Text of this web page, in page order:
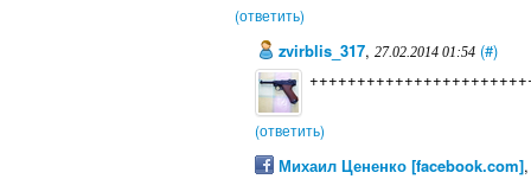
(ответить)
zvirblis_317,27.02.2014 01:54 (#)
(ответить)
Михаил Цененко [facebook.com]